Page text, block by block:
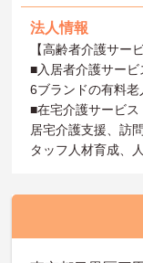
法人情報
【高齢者介護サー
■入居者介護サービ
6ブランドの有料老
■在宅介護サービス
居宅介護支援、訪
タッフ人材育成、